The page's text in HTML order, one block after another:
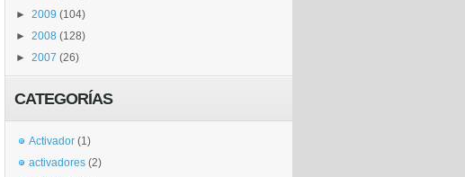
► 2009 (104)
► 2008 (128)
► 2007 (26)
CATEGORÍAS
Activador (1)
activadores (2)